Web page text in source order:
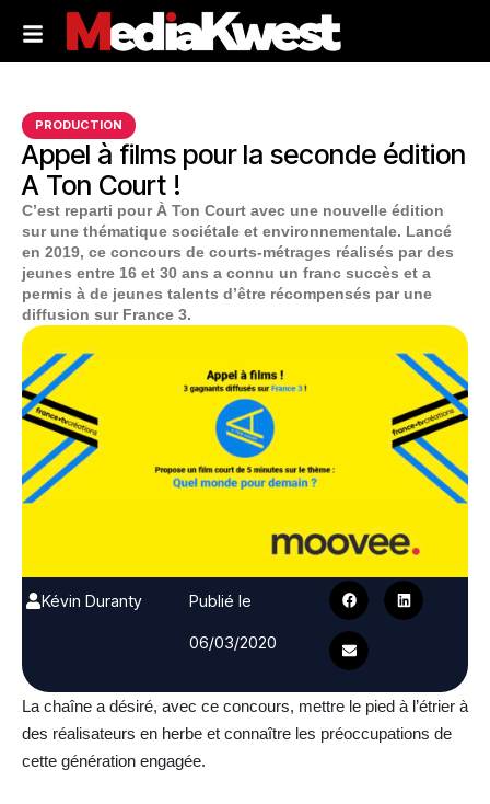
PRODUCTION
Appel à films pour la seconde édition
A Ton Court !
C’est reparti pour À Ton Court avec une nouvelle édition
sur une thématique sociétale et environnementale. Lancé
en 2019, ce concours de courts-métrages réalisés par des
jeunes entre 16 et 30 ans a connu un franc succès et a
permis à de jeunes talents d’être récompensés par une
diffusion sur France 3.
Kévin Duranty
Publié le
06/03/2020
La chaîne a désiré, avec ce concours, mettre le pied à l’étrier à
des réalisateurs en herbe et connaître les préoccupations de
cette génération engagée.